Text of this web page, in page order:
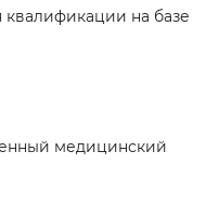
на базе
медицинский